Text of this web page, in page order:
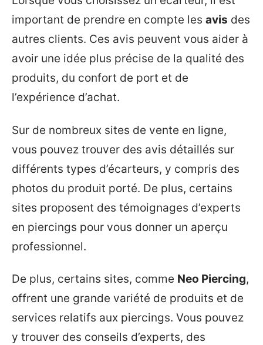
important de prendre en compte les avis des
autres clients. Ces avis peuvent vous aider à
avoir une idée plus précise de la qualité des
produits, du confort de port et de
l’expérience d’achat.
Sur de nombreux sites de vente en ligne,
vous pouvez trouver des avis détaillés sur
différents types d’écarteurs, y compris des
photos du produit porté. De plus, certains
sites proposent des témoignages d’experts
en piercings pour vous donner un aperçu
professionnel.
De plus, certains sites, comme Neo Piercing,
offrent une grande variété de produits et de
services relatifs aux piercings. Vous pouvez
y trouver des conseils d’experts, des